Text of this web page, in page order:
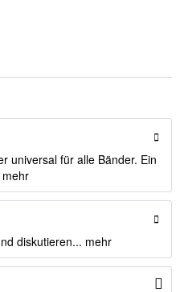
universal für alle Bänder. Ein
mehr
diskutieren... mehr